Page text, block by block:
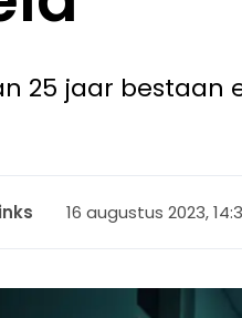
25 jaar bestaan
16 augustus 2023,